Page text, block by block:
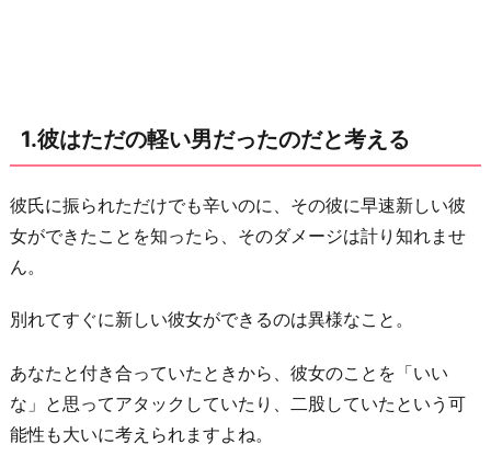
2.
彼
を
思
す
の
は
捨
1.彼はただの軽い男だったのだと考える
彼氏に振られただけでも辛いのに、その彼に早速新しい彼
女ができたことを知ったら、そのダメージは計り知れませ
ん。
別れてすぐに新しい彼女ができるのは異様なこと。
あなたと付き合っていたときから、彼女のことを「いい
な」と思ってアタックしていたり、二股していたという可
能性も大いに考えられますよね。